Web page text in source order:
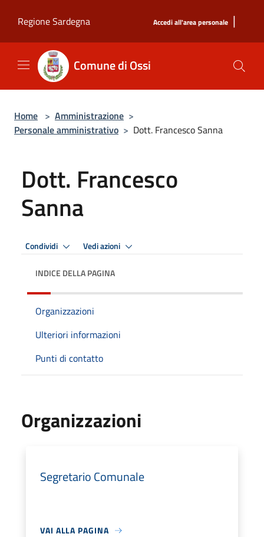
Regione Sardegna
Accedi all'area personale |
Comune di Ossi
Home > Amministrazione >
Personale amministrativo > Dott. Francesco Sanna
Dott. Francesco
Sanna
Condividi Vedi azioni
INDICE DELLA PAGINA
Organizzazioni
Ulteriori informazioni
Punti di contatto
Organizzazioni
Segretario Comunale
VAI ALLA PAGINA